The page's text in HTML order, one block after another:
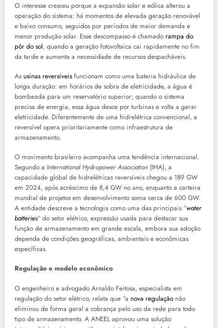
O interesse cresceu porque a expansão solar e eólica alterou a
operação do sistema: há momentos de elevada geração renovável
e baixo consumo, seguidos por períodos de maior demanda e
menor produção solar. Esse descompasso é chamado rampa do
pôr do sol, quando a geração fotovoltaica cai rapidamente no fim
da tarde e aumenta a necessidade de recursos despacháveis.
As usinas reversíveis funcionam como uma bateria hidráulica de
longa duração: em horários de sobra de eletricidade, a água é
bombeada para um reservatório superior; quando o sistema
precisa de energia, essa água desce por turbinas e volta a gerar
eletricidade. Diferentemente de uma hidrelétrica convencional, a
reversível opera prioritariamente como infraestrutura de
armazenamento.
O movimento brasileiro acompanha uma tendência internacional.
Segundo a International Hydropower Association (IHA), a
capacidade global de hidrelétricas reversíveis chegou a 189 GW
em 2024, após acréscimo de 8,4 GW no ano, enquanto a carteira
mundial de projetos em desenvolvimento soma cerca de 600 GW.
A entidade descreve a tecnologia como uma das principais “water
batteries” do setor elétrico, expressão usada para destacar sua
função de armazenamento em grande escala, embora sua adoção
dependa de condições geográficas, ambientais e econômicas
específicas.
Regulação e modelo econômico
O engenheiro e advogado Arnaldo Feitosa, especialista em
regulação do setor elétrico, relata que “a nova regulação não
eliminou de forma geral a cobrança pelo uso da rede para todo
tipo de armazenamento. A ANEEL aprovou uma solução